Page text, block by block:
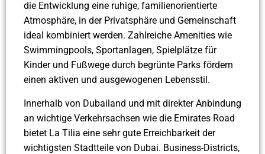
die Entwicklung eine ruhige, familienorientierte
Atmosphäre, in der Privatsphäre und Gemeinschaft
ideal kombiniert werden. Zahlreiche Amenities wie
Swimmingpools, Sportanlagen, Spielplätze für
Kinder und Fußwege durch begrünte Parks fördern
einen aktiven und ausgewogenen Lebensstil.
Innerhalb von Dubailand und mit direkter Anbindung
an wichtige Verkehrsachsen wie die Emirates Road
bietet La Tilia eine sehr gute Erreichbarkeit der
wichtigsten Stadtteile von Dubai. Business-Districts,